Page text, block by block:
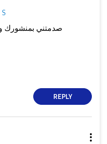
جالاكسى S
صدمتني بمنشورك
REPLY